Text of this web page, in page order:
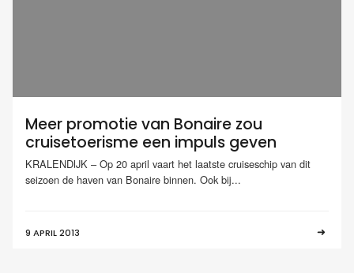
Meer promotie van Bonaire zou
cruisetoerisme een impuls geven
KRALENDIJK – Op 20 april vaart het laatste cruiseschip van dit
seizoen de haven van Bonaire binnen. Ook bij...
9 APRIL 2013